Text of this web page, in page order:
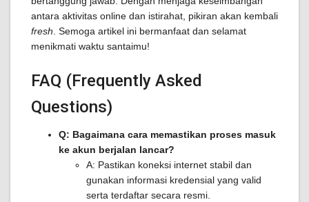
antara aktivitas online dan istirahat, pikiran akan kembali
fresh . Semoga artikel ini bermanfaat dan selamat
menikmati waktu santaimu!
FAQ (Frequently Asked
Questions)
Q: Bagaimana cara memastikan proses masuk
ke akun berjalan lancar?
A: Pastikan koneksi internet stabil dan
gunakan informasi kredensial yang valid
serta terdaftar secara resmi.